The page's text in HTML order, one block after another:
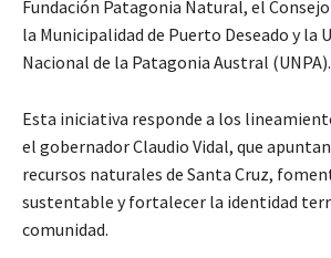
Fundación Patagonia Natural, el
la Municipalidad de Puerto Deseado y la
Nacional de la Patagonia Austral (UNPA).
Esta iniciativa responde a los
el gobernador Claudio Vidal, que
recursos naturales de Santa Cruz,
sustentable y fortalecer la identidad
comunidad.